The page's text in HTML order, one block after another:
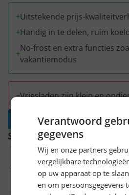
Specificaties
Technisch
Uitstekende prijs-
Handig in te delen, ruim
No-frost en extra functies
vakantiemodus
Vriesladen zijn klein en
Schrijf een
Verantwoord
gegevens
Wij en onze partners
vergelijkbare
op uw apparaat op te
en om persoonsgegevens